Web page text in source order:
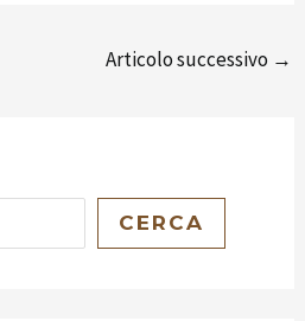
Articolo successivo →
CERCA